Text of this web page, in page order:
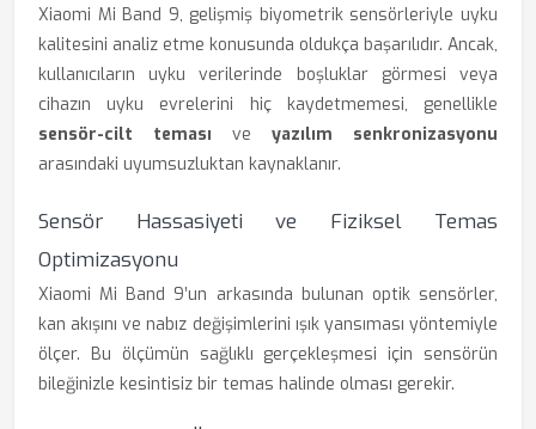
Xiaomi Mi Band 9, gelişmiş biyometrik sensörleriyle uyku
kalitesini analiz etme konusunda oldukça başarılıdır. Ancak,
kullanıcıların uyku verilerinde boşluklar görmesi veya
cihazın uyku evrelerini hiç kaydetmemesi, genellikle
sensör-cilt teması ve yazılım senkronizasyonu
arasındaki uyumsuzluktan kaynaklanır.
Sensör Hassasiyeti ve Fiziksel Temas
Optimizasyonu
Xiaomi Mi Band 9’un arkasında bulunan optik sensörler,
kan akışını ve nabız değişimlerini ışık yansıması yöntemiyle
ölçer. Bu ölçümün sağlıklı gerçekleşmesi için sensörün
bileğinizle kesintisiz bir temas halinde olması gerekir.